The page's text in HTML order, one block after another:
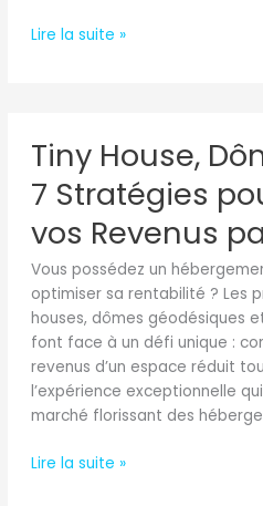
Lire la suite »
Tiny House,
7 Stratégies
vos Revenus
Vous possédez un
optimiser sa rentabilité ? Les
houses, dômes géodésiques
font face à un défi unique :
revenus d’un espace réduit
l’expérience exceptionnelle
marché florissant des
House,
Dôme,
Cabane
7
Stratégies
pour
Multiplier
vos
Revenus
par
2
Lire la suite »